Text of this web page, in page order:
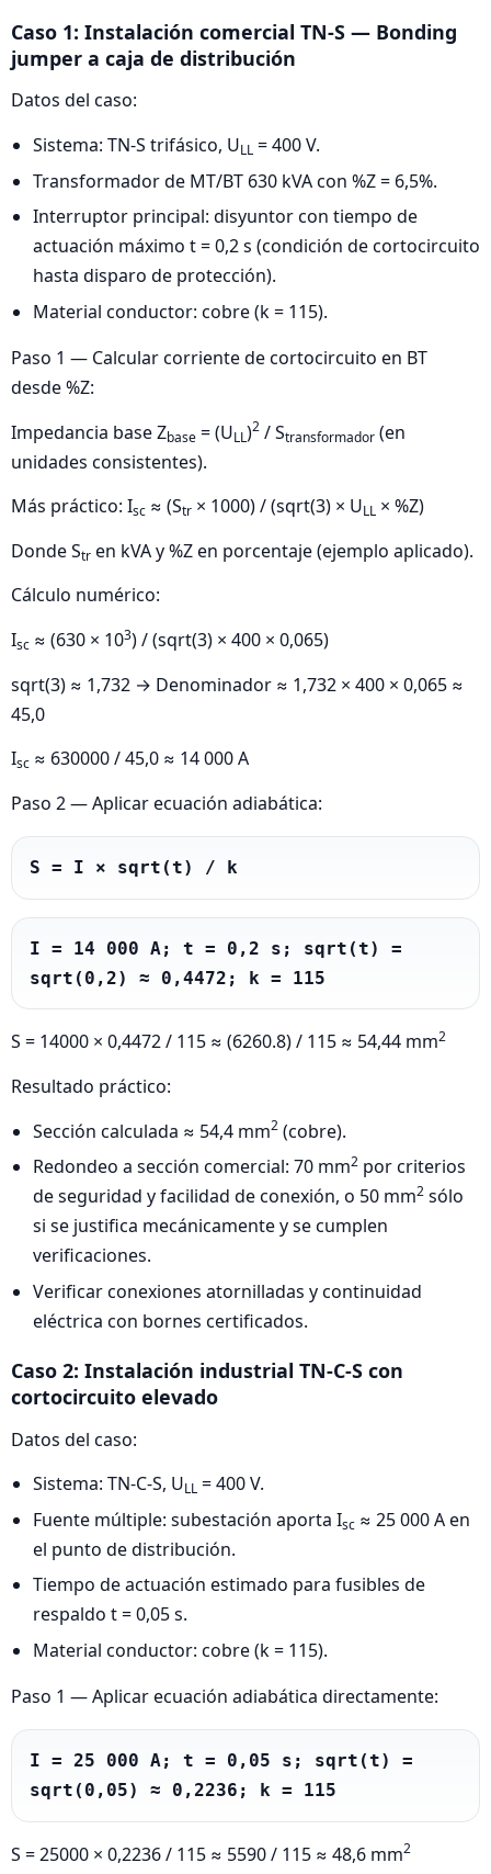
Caso 1: Instalación comercial TN-S — Bonding
jumper a caja de distribución
Datos del caso:
Sistema: TN-S trifásico, ULL = 400 V.
Transformador de MT/BT 630 kVA con %Z = 6,5%.
Interruptor principal: disyuntor con tiempo de
actuación máximo t = 0,2 s (condición de cortocircuito
hasta disparo de protección).
Material conductor: cobre (k = 115).
Paso 1 — Calcular corriente de cortocircuito en BT
desde %Z:
Impedancia base Zbase = (ULL)2 / Stransformador (en
unidades consistentes).
Más práctico: Isc ≈ (Str × 1000) / (sqrt(3) × ULL × %Z)
Donde Str en kVA y %Z en porcentaje (ejemplo aplicado).
Cálculo numérico:
Isc ≈ (630 × 103) / (sqrt(3) × 400 × 0,065)
sqrt(3) ≈ 1,732 → Denominador ≈ 1,732 × 400 × 0,065 ≈
45,0
Isc ≈ 630000 / 45,0 ≈ 14 000 A
Paso 2 — Aplicar ecuación adiabática:
S = I × sqrt(t) / k
I = 14 000 A; t = 0,2 s; sqrt(t) =
sqrt(0,2) ≈ 0,4472; k = 115
S = 14000 × 0,4472 / 115 ≈ (6260.8) / 115 ≈ 54,44 mm2
Resultado práctico:
Sección calculada ≈ 54,4 mm2 (cobre).
Redondeo a sección comercial: 70 mm2 por criterios
de seguridad y facilidad de conexión, o 50 mm2 sólo
si se justifica mecánicamente y se cumplen
verificaciones.
Verificar conexiones atornilladas y continuidad
eléctrica con bornes certificados.
Caso 2: Instalación industrial TN-C-S con
cortocircuito elevado
Datos del caso:
Sistema: TN-C-S, ULL = 400 V.
Fuente múltiple: subestación aporta Isc ≈ 25 000 A en
el punto de distribución.
Tiempo de actuación estimado para fusibles de
respaldo t = 0,05 s.
Material conductor: cobre (k = 115).
Paso 1 — Aplicar ecuación adiabática directamente:
I = 25 000 A; t = 0,05 s; sqrt(t) =
sqrt(0,05) ≈ 0,2236; k = 115
S = 25000 × 0,2236 / 115 ≈ 5590 / 115 ≈ 48,6 mm2